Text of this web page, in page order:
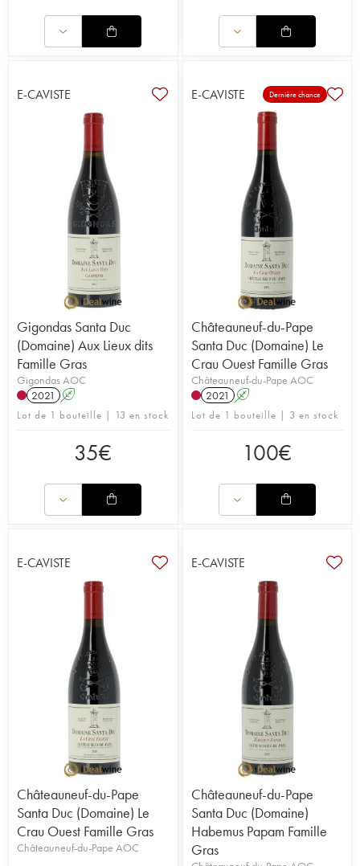
E-CAVISTE
Gigondas Santa Duc
(Domaine) Aux Lieux dits
Famille Gras
Gigondas AOC
2021
A
Lot de 1 bouteille | 13 en stock
35€
E-CAVISTE Dernière chance
Châteauneuf-du-Pape
Santa Duc (Domaine) Le
Crau Ouest Famille Gras
Châteauneuf-du-Pape AOC
2021 A
Lot de 1 bouteille | 3 en stock
100€
E-CAVISTE
Châteauneuf-du-Pape
Santa Duc (Domaine) Le
Crau Ouest Famille Gras
Châteauneuf-du-Pape AOC
E-CAVISTE
Châteauneuf-du-Pape
Santa Duc (Domaine)
Habemus Papam Famille
Gras